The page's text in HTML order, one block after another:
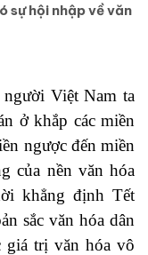
sự hội nhập về văn
Việt Nam ta
ở khắp các miền
ngược đến miền
của nền văn hóa
khẳng định Tết
sắc văn hóa dân
giá trị văn hóa vô